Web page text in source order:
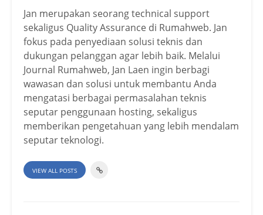
Jan merupakan seorang technical support
sekaligus Quality Assurance di Rumahweb. Jan
fokus pada penyediaan solusi teknis dan
dukungan pelanggan agar lebih baik. Melalui
Journal Rumahweb, Jan Laen ingin berbagi
wawasan dan solusi untuk membantu Anda
mengatasi berbagai permasalahan teknis
seputar penggunaan hosting, sekaligus
memberikan pengetahuan yang lebih mendalam
seputar teknologi.
VIEW ALL POSTS